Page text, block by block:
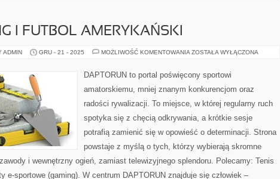
I FUTBOL AMERYKAŃSKI
ADMIN GRU - 21 - 2025 MOŻLIWOŚĆ KOMENTOWANIA SURFING
AMERYKAŃSKI
ZOSTAŁA WYŁĄCZONA
DAPTORUN to portal poświęcony sportowi
amatorskiemu, mniej znanym konkurencjom oraz
radości rywalizacji. To miejsce, w której regularny ruch
spotyka się z chęcią odkrywania, a krótkie sesje
potrafią zamienić się w opowieść o determinacji. Strona
powstaje z myślą o tych, którzy wybierają skromne
i wewnętrzny ogień, zamiast telewizyjnego splendoru. Polecamy: Tenis
e-sportowe (gaming). W centrum DAPTORUN znajduje się człowiek –